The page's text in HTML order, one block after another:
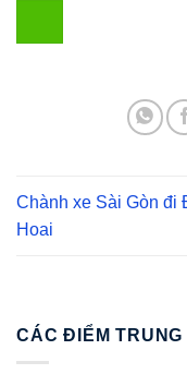
Chành xe Sài Gòn đi
Hoai
CÁC ĐIỂM TRUNG